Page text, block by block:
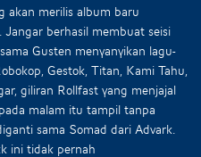
akan merilis album baru
berhasil membuat seisi
Gusten menyanyikan lagu-
Gestok, Titan, Kami Tahu,
giliran Rollfast yang menjajal
malam itu tampil tanpa
sama Somad dari Advark.
ini tidak pernah